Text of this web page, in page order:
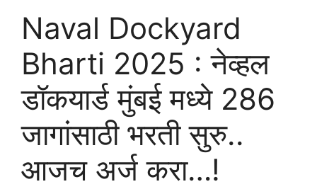
Naval Dockyard
Bharti 2025 : नेव्हल
डॉकयार्ड मुंबई मध्ये 286
जागांसाठी भरती सुरु..
आजच अर्ज करा…!